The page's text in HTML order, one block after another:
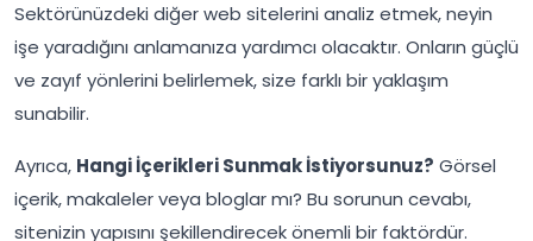
Sektörünüzdeki diğer web sitelerini analiz etmek, neyin
işe yaradığını anlamanıza yardımcı olacaktır. Onların güçlü
ve zayıf yönlerini belirlemek, size farklı bir yaklaşım
sunabilir.
Ayrıca, Hangi İçerikleri Sunmak İstiyorsunuz? Görsel
içerik, makaleler veya bloglar mı? Bu sorunun cevabı,
sitenizin yapısını şekillendirecek önemli bir faktördür.